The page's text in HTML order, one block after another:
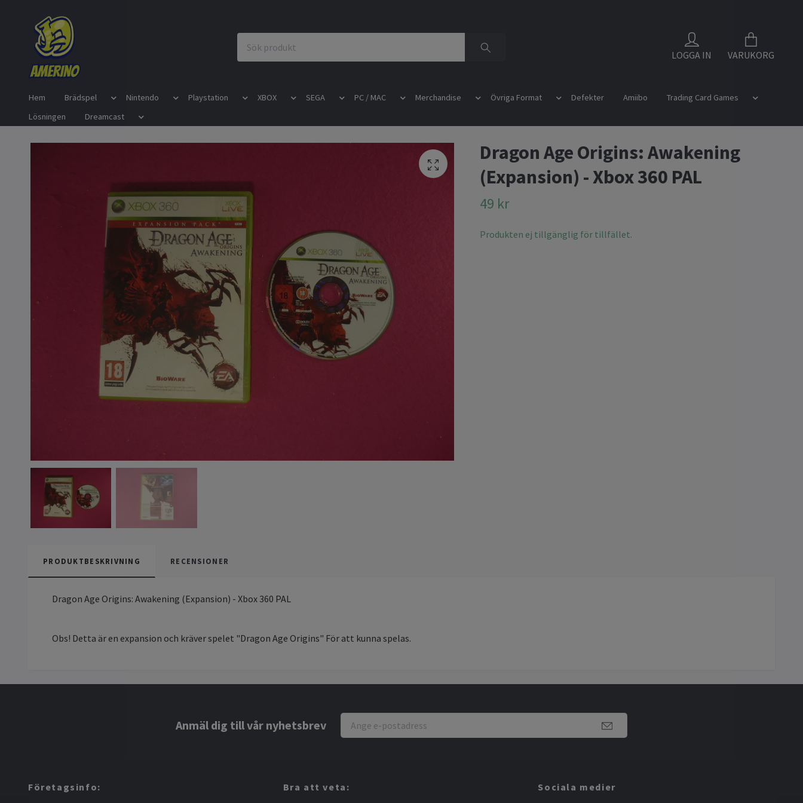
LOGGA IN VARUKORG
Hem Brädspel Nintendo Playstation XBOX SEGA PC / MAC Merchandise Övriga Format Defekter Amiibo
Trading Card Games
Lösningen
Dreamcast
Dragon Age Origins: Awakening
(Expansion) - Xbox 360 PAL
49 kr
Produkten ej tillgänglig för tillfället.
PRODUKTBESKRIVNING RECENSIONER
Dragon Age Origins: Awakening (Expansion) - Xbox 360 PAL
Obs! Detta är en expansion och kräver spelet "Dragon Age Origins" För att kunna spelas.
Anmäl dig till vår nyhetsbrev
Företagsinfo: Bra att veta: Sociala medier